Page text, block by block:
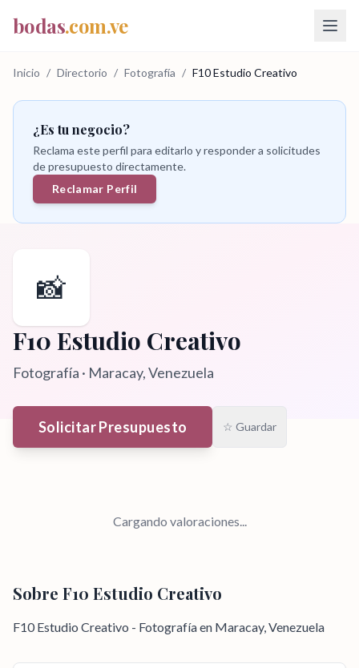
bodas.com.ve
Inicio / Directorio / Fotografía / F10 Estudio Creativo
¿Es tu negocio?
Reclama este perfil para editarlo y responder a solicitudes
de presupuesto directamente.
Reclamar Perfil
📸
F10 Estudio Creativo
Fotografía · Maracay, Venezuela
Solicitar Presupuesto ☆ Guardar
Cargando valoraciones...
Sobre F10 Estudio Creativo
F10 Estudio Creativo - Fotografía en Maracay, Venezuela